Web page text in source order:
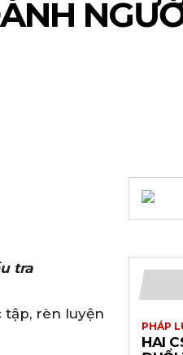
tra
tập, rèn luyện
PHÁP
HAI